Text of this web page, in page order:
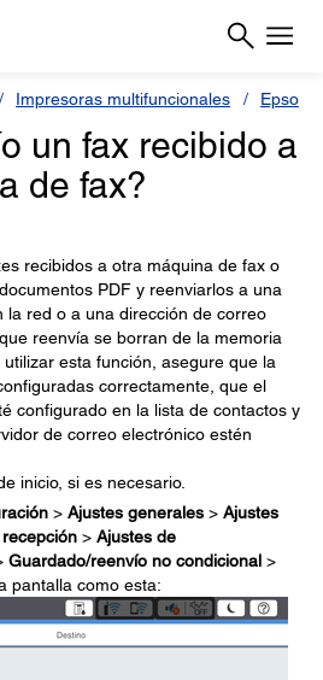
Impresoras multifuncionales Epson
un fax recibido a
de fax?
recibidos a otra máquina de fax o
PDF y reenviarlos a una
la red o a una dirección de correo
reenvía se borran de la memoria
esta función, asegure que la
correctamente, que el
configurado en la lista de contactos y
de correo electrónico estén
inicio, si es necesario.
> Ajustes generales > Ajustes
> Ajustes de
Guardado/reenvío no condicional >
pantalla como esta: